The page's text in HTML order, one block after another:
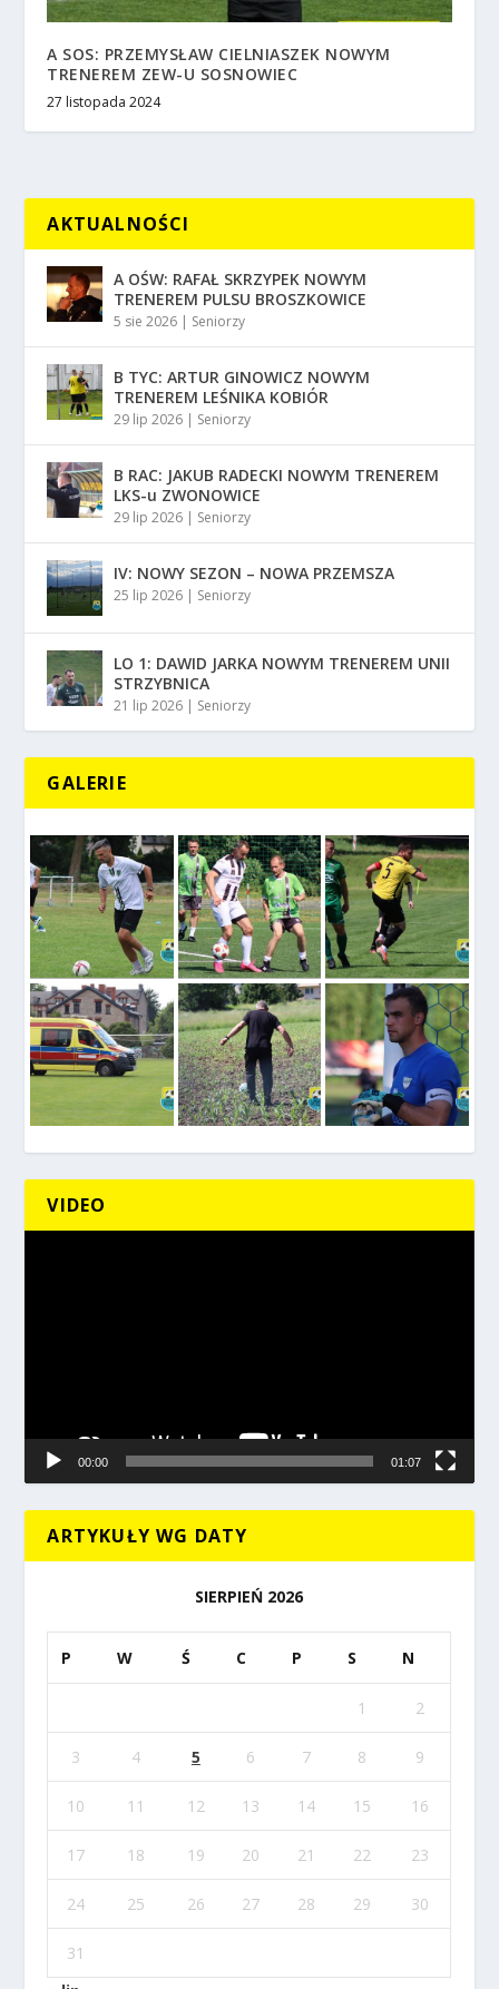
A SOS: PRZEMYSŁAW CIELNIASZEK NOWYM
TRENEREM ZEW-U SOSNOWIEC
27 listopada 2024
AKTUALNOŚCI
A OŚW: RAFAŁ SKRZYPEK NOWYM
TRENEREM PULSU BROSZKOWICE
5 sie 2026 | Seniorzy
B TYC: ARTUR GINOWICZ NOWYM
TRENEREM LEŚNIKA KOBIÓR
29 lip 2026 | Seniorzy
B RAC: JAKUB RADECKI NOWYM TRENEREM
LKS-u ZWONOWICE
29 lip 2026 | Seniorzy
IV: NOWY SEZON – NOWA PRZEMSZA
25 lip 2026 | Seniorzy
LO 1: DAWID JARKA NOWYM TRENEREM UNII
STRZYBNICA
21 lip 2026 | Seniorzy
GALERIE
VIDEO
00:00 01:07
ARTYKUŁY WG DATY
SIERPIEŃ 2026
P W Ś C P S N
1 2
3 4 5 6 7 8 9
10 11 12 13 14 15 16
17 18 19 20 21 22 23
24 25 26 27 28 29 30
31